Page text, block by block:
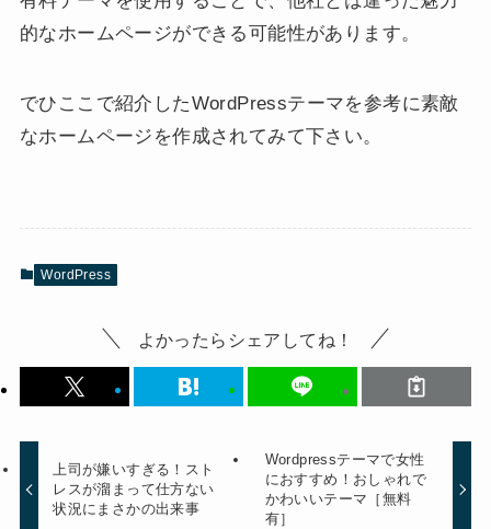
的なホームページができる可能性があります。
でひここで紹介したWordPressテーマを参考に素敵
なホームページを作成されてみて下さい。
WordPress
よかったらシェアしてね！
上司が嫌いすぎる！スト
レスが溜まって仕方ない
状況にまさかの出来事
Wordpressテーマで女性
におすすめ！おしゃれで
かわいいテーマ［無料
有］